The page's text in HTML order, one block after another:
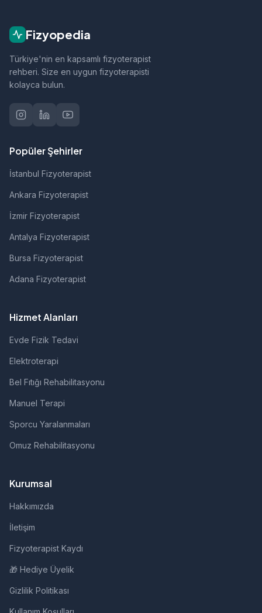
Fizyopedia
Türkiye'nin en kapsamlı fizyoterapist
rehberi. Size en uygun fizyoterapisti
kolayca bulun.
Popüler Şehirler
İstanbul Fizyoterapist
Ankara Fizyoterapist
İzmir Fizyoterapist
Antalya Fizyoterapist
Bursa Fizyoterapist
Adana Fizyoterapist
Hizmet Alanları
Evde Fizik Tedavi
Elektroterapi
Bel Fıtığı Rehabilitasyonu
Manuel Terapi
Sporcu Yaralanmaları
Omuz Rehabilitasyonu
Kurumsal
Hakkımızda
İletişim
Fizyoterapist Kaydı
🎁 Hediye Üyelik
Gizlilik Politikası